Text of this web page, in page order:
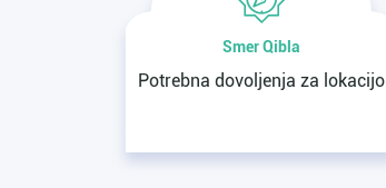
Smer Qibla
Potrebna dovoljenja za lokacijo